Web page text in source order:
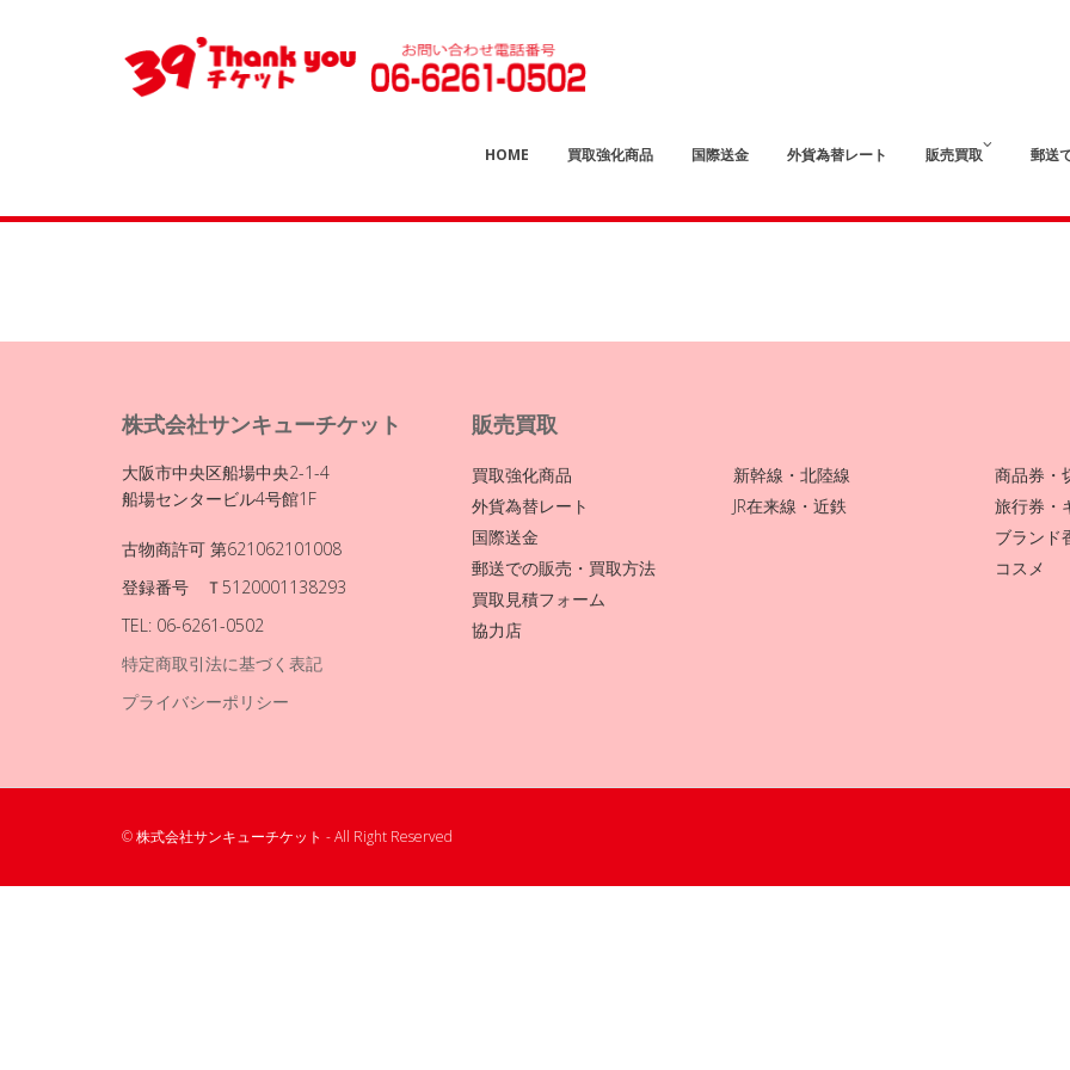
HOME 買取強化商品 国際送金 外貨為替レート 販売買取 郵送
株式会社サンキューチケット
大阪市中央区船場中央2-1-4
船場センタービル4号館1F
古物商許可 第621062101008
登録番号 Ｔ5120001138293
TEL: 06-6261-0502
特定商取引法に基づく表記
プライバシーポリシー
販売買取
買取強化商品
外貨為替レート
国際送金
郵送での販売・買取方法
買取見積フォーム
協力店
新幹線・北陸線
JR在来線・近鉄
商品券・
旅行券・
ブランド
コスメ
© 株式会社サンキューチケット - All Right Reserved